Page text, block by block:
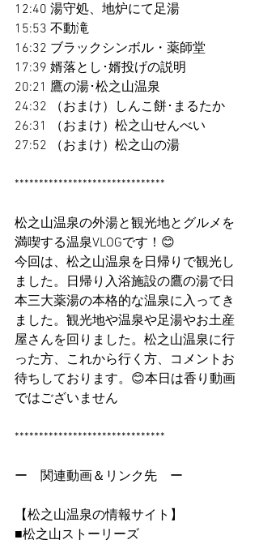
12:40 湯守処、地炉にて足湯
15:53 不動滝
16:32 ブラックシンボル・薬師堂
17:39 婿落とし･婿投げの説明
20:21 鷹の湯･松之山温泉
24:32 （おまけ）しんこ餅･まるたか
26:31 （おまけ）松之山せんべい
27:52 （おまけ）松之山の湯
*******************************
松之山温泉の外湯と観光地とグルメを
満喫する温泉VLOGです！😊
今回は、松之山温泉を日帰りで観光し
ました。日帰り入浴施設の鷹の湯で日
本三大薬湯の本格的な温泉に入ってき
ました。観光地や温泉や足湯やお土産
屋さんを回りました。松之山温泉に行
った方、これから行く方、コメントお
待ちしております。😊本日は香り動画
ではございません
*******************************
ー　関連動画＆リンク先　ー
【松之山温泉の情報サイト】
■松之山ストーリーズ